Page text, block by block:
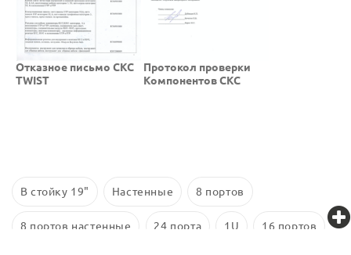
Отказное письмо СКС
TWIST
Протокол проверки
Компонентов СКС
В стойку 19" Настенные 8 портов
8 портов настенные 24 порта 1U 16 портов